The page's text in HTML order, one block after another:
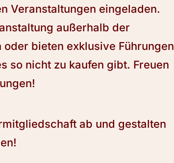
Veranstaltungen eingeladen.
außerhalb der
bieten exklusive Führungen
so nicht zu kaufen gibt. Freuen
ab und gestalten